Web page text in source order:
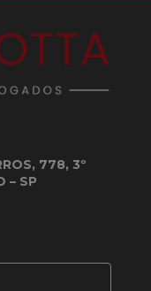
778, 3º
– SP